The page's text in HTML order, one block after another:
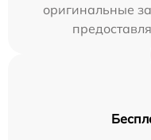
оригинальные